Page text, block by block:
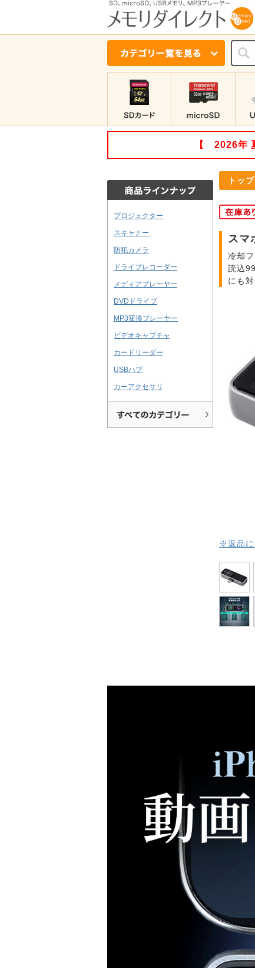
【 2026年
プロジェクター
スキャナー
防犯カメラ
ドライブレコーダー
メディアプレーヤー
DVDドライブ
MP3変換プレーヤー
ビデオキャプチャ
カードリーダー
USBハブ
カーアクセサリ
トップ
スマ
冷却
読込
にも対
※返品に